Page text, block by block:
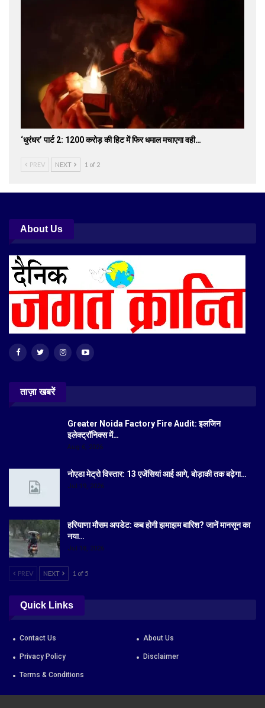
‘धुरंधर’ पार्ट 2: 1200 करोड़ की हिट में फिर धमाल मचाएगा वही…
PREV NEXT 1 of 2
About Us
ताज़ा खबरें
Greater Noida Factory Fire Audit: इलजिन
इलेक्ट्रॉनिक्स में…
Aug 6, 2026
नोएडा मेट्रो विस्तार: 13 एजेंसियां आई आगे, बोड़ाकी तक बढ़ेगा…
Jul 19, 2026
हरियाणा मौसम अपडेट: कब होगी झमाझम बारिश? जानें मानसून का
नया…
Jul 18, 2026
PREV NEXT 1 of 5
Quick Links
Contact Us About Us
Privacy Policy Disclaimer
Terms & Conditions